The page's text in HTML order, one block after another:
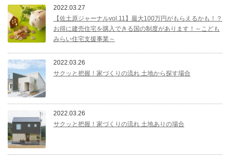
2022.03.27
【佐土原ジャーナルvol.11】最大100万円がもらえるかも！？
お得に建売住宅を購入できる国の制度があります！～こども
みらい住宅支援事業～
2022.03.26
サクッと把握！家づくりの流れ 土地から探す場合
2022.03.26
サクッと把握！家づくりの流れ 土地ありの場合